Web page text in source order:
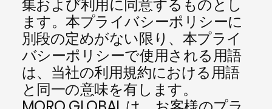
集および利用に同意するものとし
ます。本プライバシーポリシーに
別段の定めがない限り、本プライ
バシーポリシーで使用される用語
は、当社の利用規約における用語
と同一の意味を有します。